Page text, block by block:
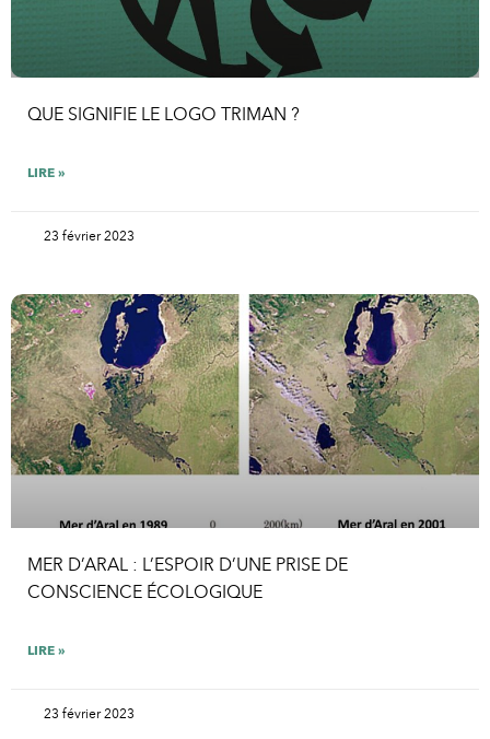
QUE SIGNIFIE LE LOGO TRIMAN ?
LIRE »
23 février 2023
MER D’ARAL : L’ESPOIR D’UNE PRISE DE
CONSCIENCE ÉCOLOGIQUE
LIRE »
23 février 2023